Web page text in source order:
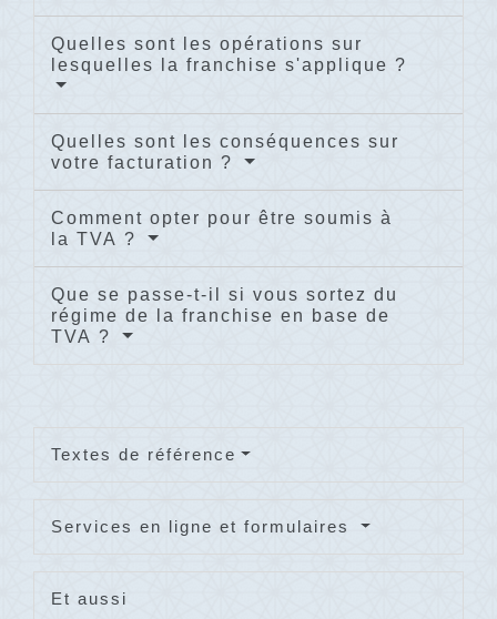
Quelles sont les opérations sur
lesquelles la franchise s'applique ?
Quelles sont les conséquences sur
votre facturation ?
Comment opter pour être soumis à
la TVA ?
Que se passe-t-il si vous sortez du
régime de la franchise en base de
TVA ?
Textes de référence
Services en ligne et formulaires
Et aussi